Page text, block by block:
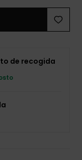
de recogida